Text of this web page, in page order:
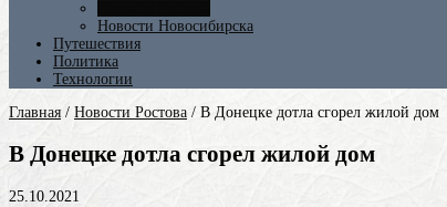
Новости Новосибирска
Путешествия
Политика
Технологии
Главная / Новости Ростова / В Донецке дотла сгорел жилой дом
В Донецке дотла сгорел жилой дом
25.10.2021